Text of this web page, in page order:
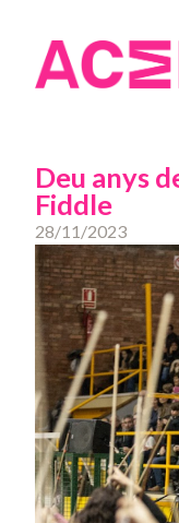
Deu anys
Fiddle
28/11/2023